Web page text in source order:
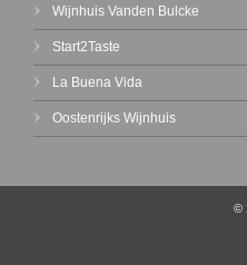
Wijnhuis Vanden Bulcke
Start2Taste
La Buena Vida
Oostenrijks Wijnhuis
©